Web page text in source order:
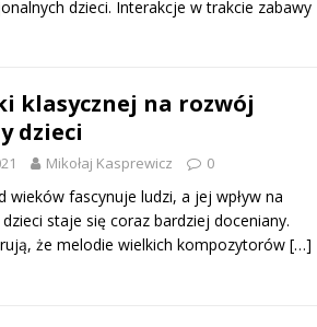
dzieci. Interakcje w trakcie zabawy
klasycznej na rozwój
dzieci
Mikołaj Kasprewicz 0
wieków fascynuje ludzi, a jej wpływ na
staje się coraz bardziej doceniany.
że melodie wielkich kompozytorów […]